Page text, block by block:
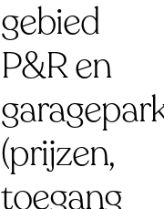
gebied
P&R en
(prijzen,
toegang